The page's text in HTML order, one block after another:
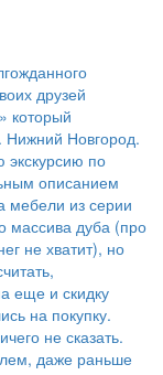
друзей
который
Нижний Новгород.
по
описанием
мебели из серии
массива дуба (про
не хватит), но
еще и скидку
на покупку.
не сказать.
даже раньше